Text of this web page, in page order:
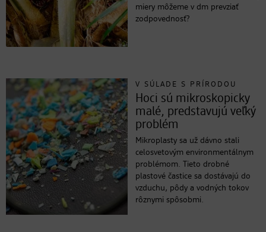
miery môžeme v dm prevziať
zodpovednosť?
V SÚLADE S PRÍRODOU
Hoci sú mikroskopicky
malé, predstavujú veľký
problém
Mikroplasty sa už dávno stali
celosvetovým environmentálnym
problémom. Tieto drobné
plastové častice sa dostávajú do
vzduchu, pôdy a vodných tokov
rôznymi spôsobmi.